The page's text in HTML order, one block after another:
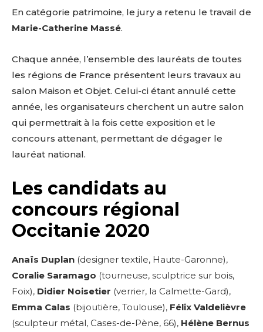
En catégorie patrimoine, le jury a retenu le travail de
Marie-Catherine Massé.
Chaque année, l’ensemble des lauréats de toutes
les régions de France présentent leurs travaux au
salon Maison et Objet. Celui-ci étant annulé cette
année, les organisateurs cherchent un autre salon
qui permettrait à la fois cette exposition et le
concours attenant, permettant de dégager le
lauréat national.
Les candidats au
concours régional
Occitanie 2020
Anaïs Duplan (designer textile, Haute-Garonne),
Coralie Saramago (tourneuse, sculptrice sur bois,
Foix), Didier Noisetier (verrier, la Calmette-Gard),
Emma Calas (bijoutière, Toulouse), Félix Valdelièvre
(sculpteur métal, Cases-de-Pène, 66), Hélène Bernus